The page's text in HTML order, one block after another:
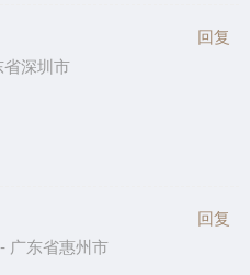
深圳市
回复
广东省惠州市
回复